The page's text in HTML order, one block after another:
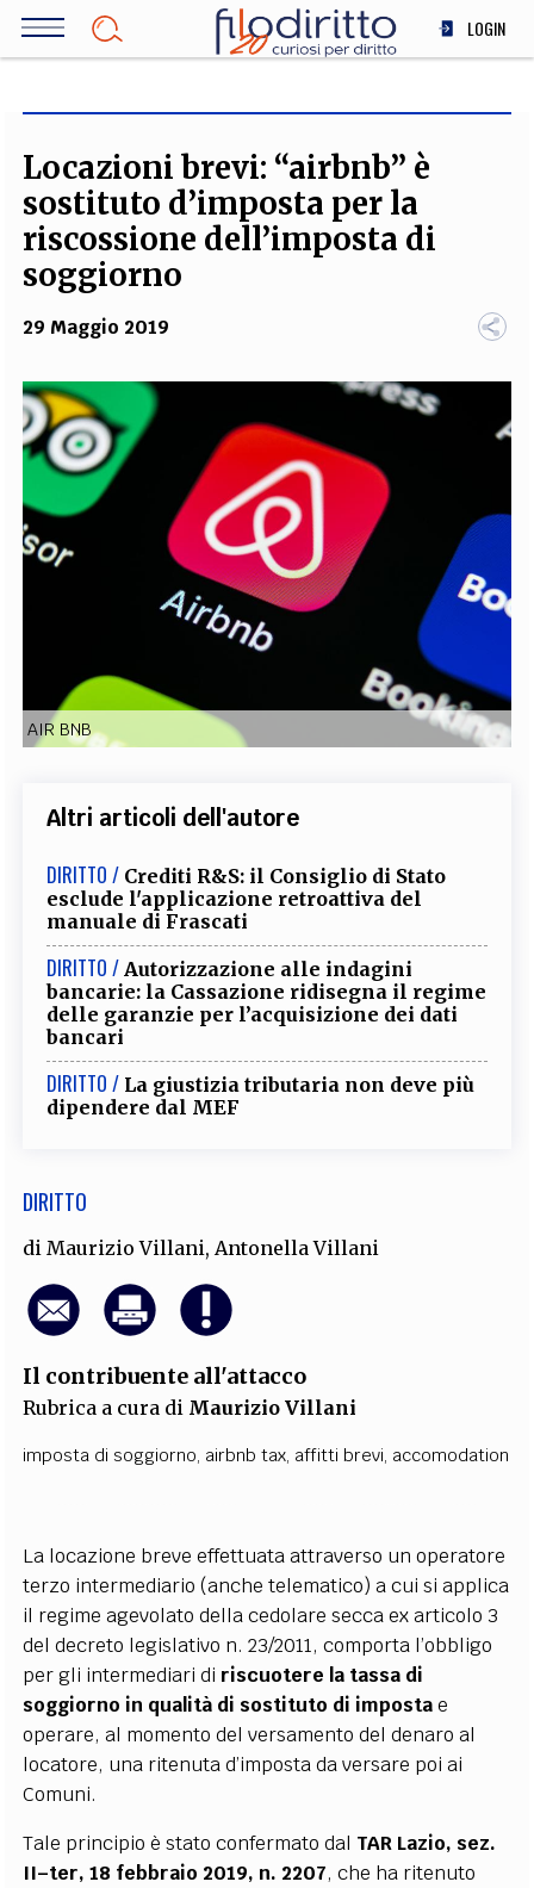
Salta
LOGIN
SOCIETÀ
MEDICINA
SCIENZA
STORIA E FILOSOFIA
TEAM
FILODIRITTO REDAZIONE COMITATO SCIENTIFICO AUTORI
FOTOGRAFI
PARTNER COLLABORA CON NOI
EXTRA
RUBRICHE LIBRI PROCEEDINGS PUBBLICITÀ CONTATTI
Locazioni brevi: “airbnb” è
sostituto d’imposta per la
riscossione dell’imposta di
soggiorno
29 Maggio 2019
AIR BNB
Altri articoli dell'autore
DIRITTO / Crediti R&S: il Consiglio di Stato
esclude l'applicazione retroattiva del
manuale di Frascati
DIRITTO / Autorizzazione alle indagini
bancarie: la Cassazione ridisegna il regime
delle garanzie per l’acquisizione dei dati
bancari
DIRITTO / La giustizia tributaria non deve più
dipendere dal MEF
DIRITTO
di Maurizio Villani, Antonella Villani
Il contribuente all'attacco
Rubrica a cura di Maurizio Villani
imposta di soggiorno, airbnb tax, affitti brevi, accomodation
La locazione breve effettuata attraverso un operatore
terzo intermediario (anche telematico) a cui si applica
il regime agevolato della cedolare secca ex articolo 3
del decreto legislativo n. 23/2011, comporta l’obbligo
per gli intermediari di riscuotere la tassa di
soggiorno in qualità di sostituto di impostae
operare, al momento del versamento del denaro al
locatore, una ritenuta d’imposta da versare poi ai
Comuni.
Tale principio è stato confermato dal TAR Lazio, sez.
II–ter, 18 febbraio 2019, n. 2207, che ha ritenuto